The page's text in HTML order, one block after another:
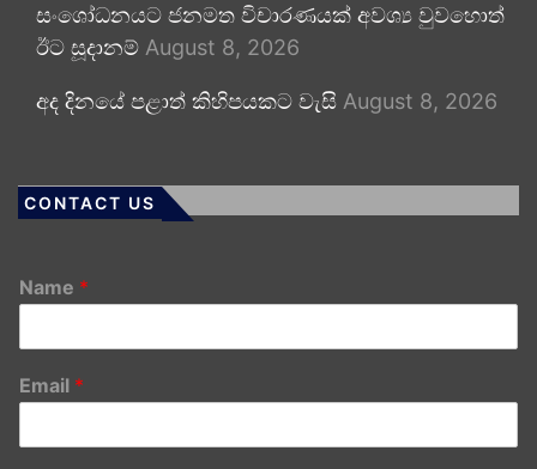
සංශෝධනයට ජනමත විචාරණයක් අවශ්‍ය වුවහොත්
ඊට සූදානම් August 8, 2026
අද දිනයේ පළාත් කිහිපයකට වැසි August 8, 2026
CONTACT US
Name *
Email *